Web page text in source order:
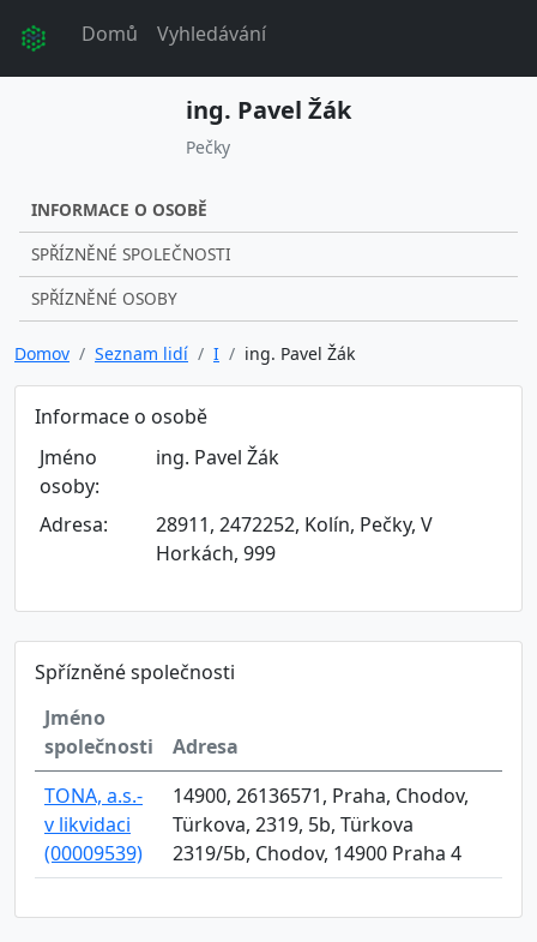
Domů Vyhledávání
ing. Pavel Žák
Pečky
INFORMACE O OSOBĚ
SPŘÍZNĚNÉ SPOLEČNOSTI
SPŘÍZNĚNÉ OSOBY
Domov Seznam lidí I ing. Pavel Žák
Informace o osobě
Jméno
osoby:
ing. Pavel Žák
Adresa:
28911, 2472252, Kolín, Pečky, V
Horkách, 999
Spřízněné společnosti
Jméno
společnosti
Adresa
TONA, a.s.-
v likvidaci
(00009539)
14900, 26136571, Praha, Chodov,
Türkova, 2319, 5b, Türkova
2319/5b, Chodov, 14900 Praha 4